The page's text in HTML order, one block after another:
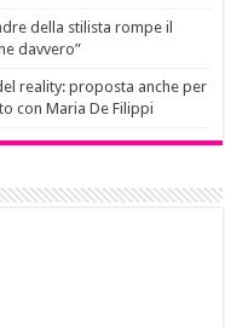
della stilista rompe il
davvero”
reality: proposta anche per
con Maria De Filippi